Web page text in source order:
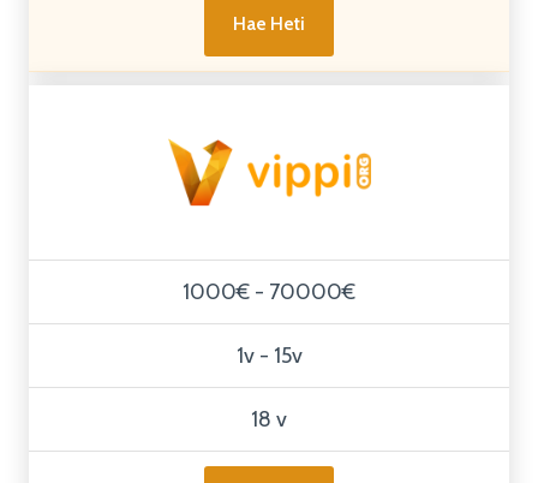
Hae Heti
1000€ - 70000€
1v - 15v
18 v